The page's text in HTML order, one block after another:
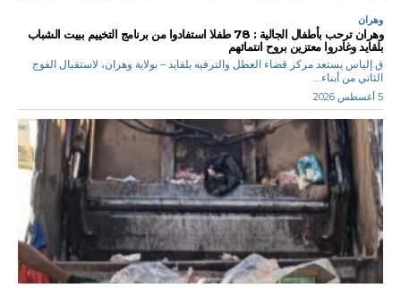
وهران
وهران ترحب بأطفال الجالية : 78 طفلا استفادوا من برنامج التخييم ببيت الشباب
بلقايد وغادروا معتزين بروح انتمائهم
ق.إلياس يستعد مركز قضاء العطل والترفيه بلقايد – بولاية وهران، لاستقبال الفوج
الثاني من أبناء...
5 أغسطس 2026